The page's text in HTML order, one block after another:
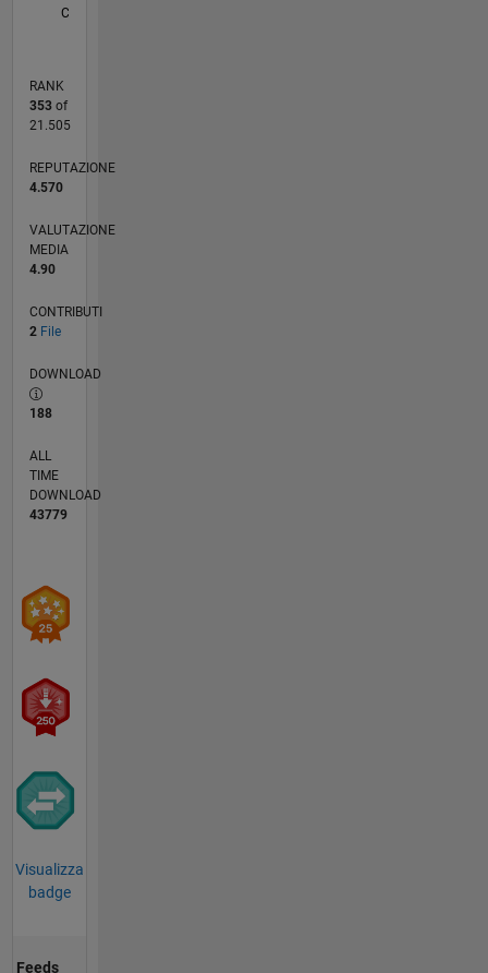
CRONOLOGIA
RANK
353of
21.505
REPUTAZIONE
4.570
VALUTAZIONE
MEDIA
4.90
CONTRIBUTI
2 File
DOWNLOAD
188
ALL
TIME
DOWNLOAD
43779
Visualizza
badge
Feeds